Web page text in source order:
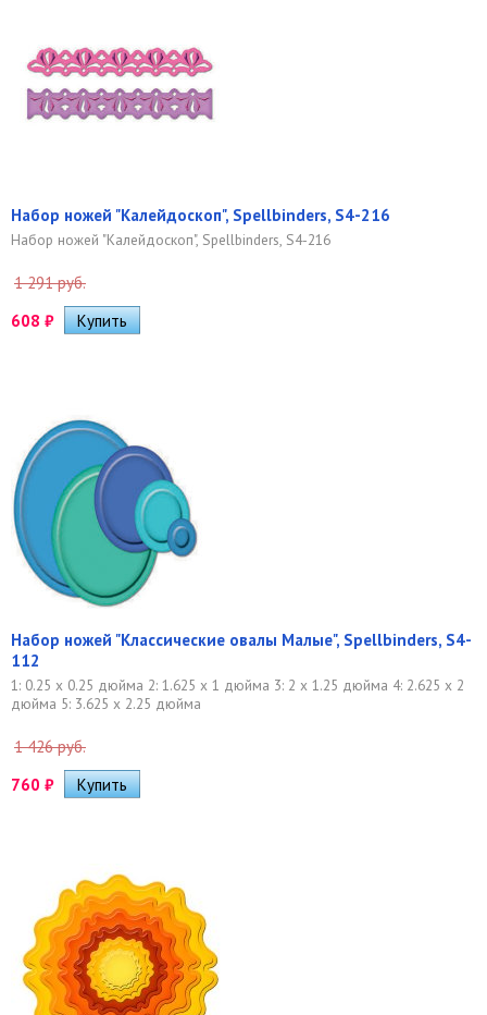
Набор ножей "Калейдоскоп", Spellbinders, S4-216
Набор ножей "Калейдоскоп", Spellbinders, S4-216
1 291 руб.
608 ₽
Набор ножей "Классические овалы Малые", Spellbinders, S4-
112
1: 0.25 x 0.25 дюйма 2: 1.625 x 1 дюйма 3: 2 x 1.25 дюйма 4: 2.625 x 2
дюйма 5: 3.625 x 2.25 дюйма
1 426 руб.
760 ₽